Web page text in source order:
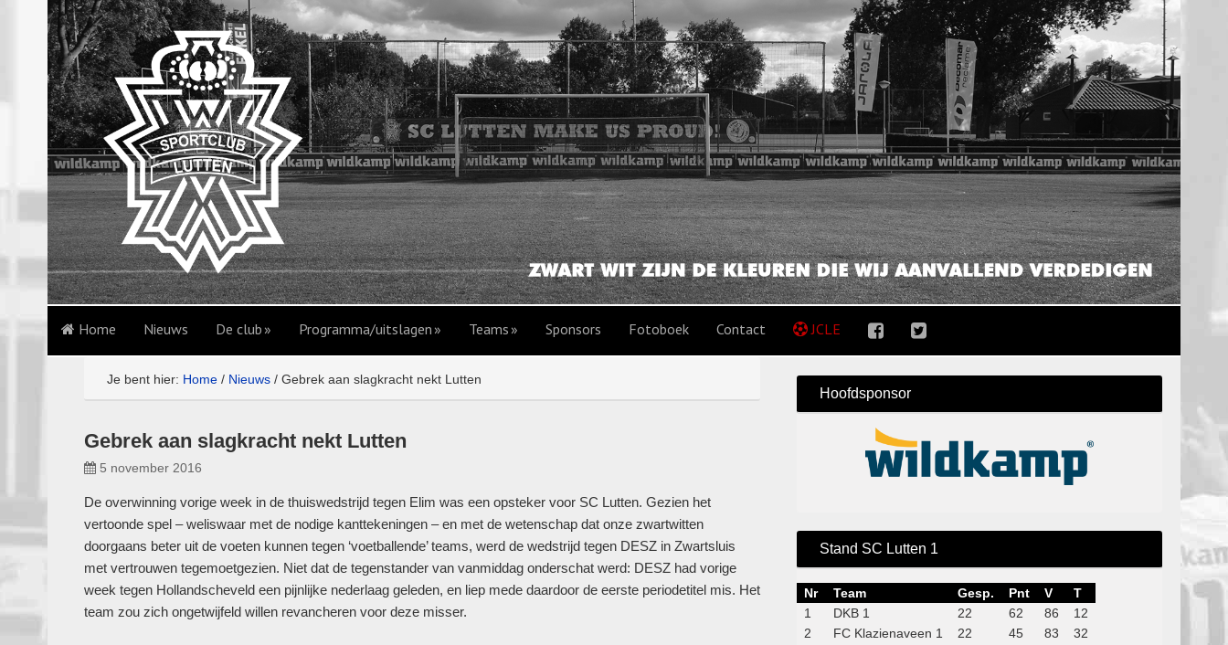
Home Nieuws De club Programma/uitslagen Teams Sponsors Fotoboek Contact JCLE
Je bent hier: Home / Nieuws / Gebrek aan slagkracht nekt Lutten
Gebrek aan slagkracht nekt Lutten
5 november 2016
De overwinning vorige week in de thuiswedstrijd tegen Elim was een opsteker voor SC Lutten. Gezien het
vertoonde spel – weliswaar met de nodige kanttekeningen – en met de wetenschap dat onze zwartwitten
doorgaans beter uit de voeten kunnen tegen ‘voetballende’ teams, werd de wedstrijd tegen DESZ in Zwartsluis
met vertrouwen tegemoetgezien. Niet dat de tegenstander van vanmiddag onderschat werd: DESZ had vorige
week tegen Hollandscheveld een pijnlijke nederlaag geleden, en liep mede daardoor de eerste periodetitel mis. Het
team zou zich ongetwijfeld willen revancheren voor deze misser.
Hoofdsponsor
Stand SC Lutten 1
Nr Team Gesp. Pnt V
T
1
DKB 1 22 62 86
12
2
FC Klazienaveen 1 22 45 83
32